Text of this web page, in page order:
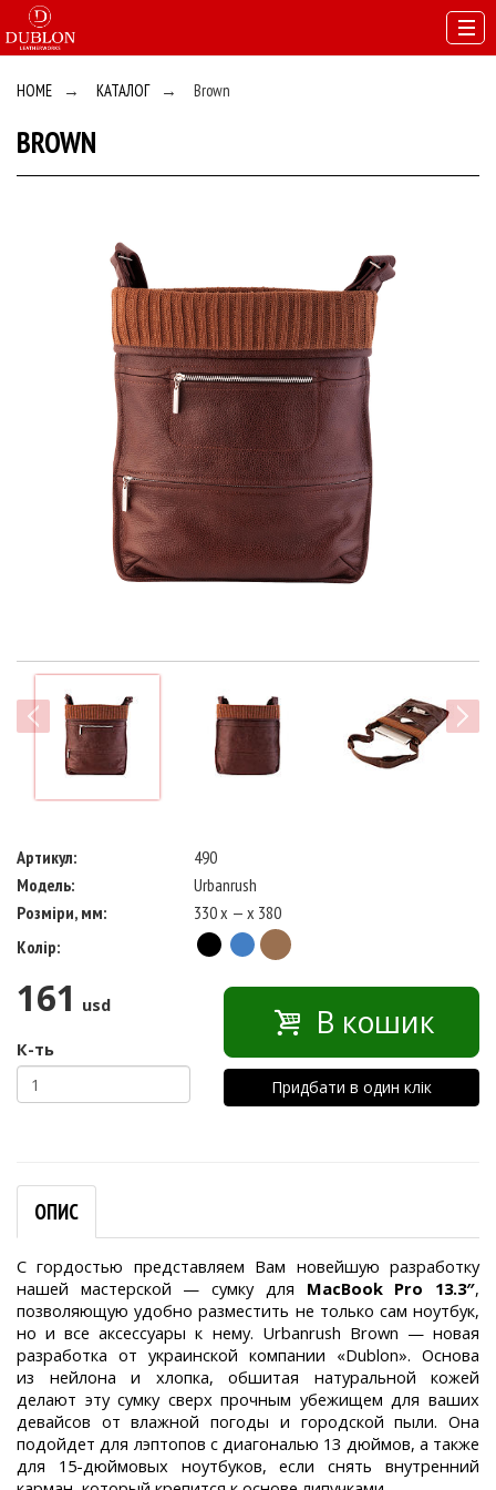
HOME → КАТАЛОГ → Brown
BROWN
next
Артикул:
490
Модель:
Urbanrush
Розміри, мм:
330 x — x 380
Колір:
161 usd
К-ть
В кошик
Придбати в один клік
ОПИС
С гордостью представляем Вам новейшую разработку
нашей мастерской — сумку для MacBook Pro 13.3″,
позволяющую удобно разместить не только сам ноутбук,
но и все аксессуары к нему. Urbanrush Brown — новая
разработка от украинской компании «Dublon». Основа
из нейлона и хлопка, обшитая натуральной кожей
делают эту сумку сверх прочным убежищем для ваших
девайсов от влажной погоды и городской пыли. Она
подойдет для лэптопов с диагональю 13 дюймов, а также
для 15-дюймовых ноутбуков, если снять внутренний